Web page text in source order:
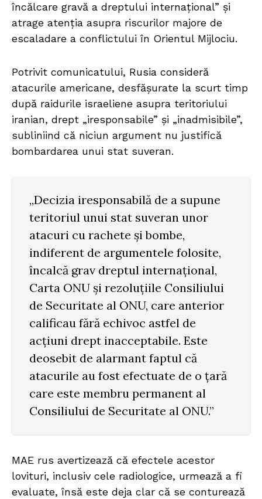
încălcare gravă a dreptului internațional” și
atrage atenția asupra riscurilor majore de
escaladare a conflictului în Orientul Mijlociu.
Potrivit comunicatului, Rusia consideră
atacurile americane, desfășurate la scurt timp
după raidurile israeliene asupra teritoriului
iranian, drept „iresponsabile” și „inadmisibile”,
subliniind că niciun argument nu justifică
bombardarea unui stat suveran.
„Decizia iresponsabilă de a supune
teritoriul unui stat suveran unor
atacuri cu rachete și bombe,
indiferent de argumentele folosite,
încalcă grav dreptul internațional,
Carta ONU și rezoluțiile Consiliului
de Securitate al ONU, care anterior
calificau fără echivoc astfel de
acțiuni drept inacceptabile. Este
deosebit de alarmant faptul că
atacurile au fost efectuate de o țară
care este membru permanent al
Consiliului de Securitate al ONU.”
MAE rus avertizează că efectele acestor
lovituri, inclusiv cele radiologice, urmează a fi
evaluate, însă este deja clar că se conturează